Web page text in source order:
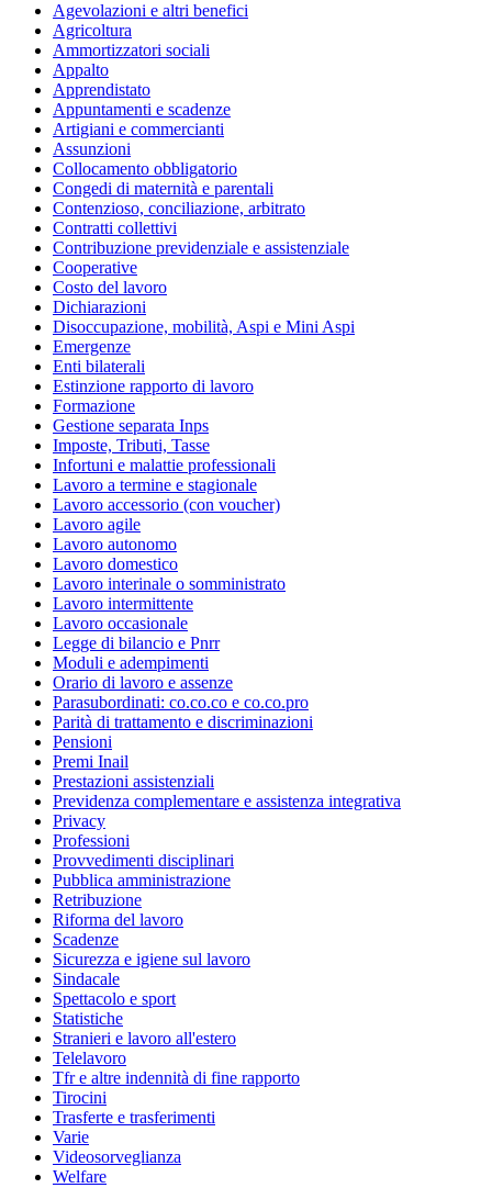
Agevolazioni e altri benefici
Agricoltura
Ammortizzatori sociali
Appalto
Apprendistato
Appuntamenti e scadenze
Artigiani e commercianti
Assunzioni
Collocamento obbligatorio
Congedi di maternità e parentali
Contenzioso, conciliazione, arbitrato
Contratti collettivi
Contribuzione previdenziale e assistenziale
Cooperative
Costo del lavoro
Dichiarazioni
Disoccupazione, mobilità, Aspi e Mini Aspi
Emergenze
Enti bilaterali
Estinzione rapporto di lavoro
Formazione
Gestione separata Inps
Imposte, Tributi, Tasse
Infortuni e malattie professionali
Lavoro a termine e stagionale
Lavoro accessorio (con voucher)
Lavoro agile
Lavoro autonomo
Lavoro domestico
Lavoro interinale o somministrato
Lavoro intermittente
Lavoro occasionale
Legge di bilancio e Pnrr
Moduli e adempimenti
Orario di lavoro e assenze
Parasubordinati: co.co.co e co.co.pro
Parità di trattamento e discriminazioni
Pensioni
Premi Inail
Prestazioni assistenziali
Previdenza complementare e assistenza integrativa
Privacy
Professioni
Provvedimenti disciplinari
Pubblica amministrazione
Retribuzione
Riforma del lavoro
Scadenze
Sicurezza e igiene sul lavoro
Sindacale
Spettacolo e sport
Statistiche
Stranieri e lavoro all'estero
Telelavoro
Tfr e altre indennità di fine rapporto
Tirocini
Trasferte e trasferimenti
Varie
Videosorveglianza
Welfare